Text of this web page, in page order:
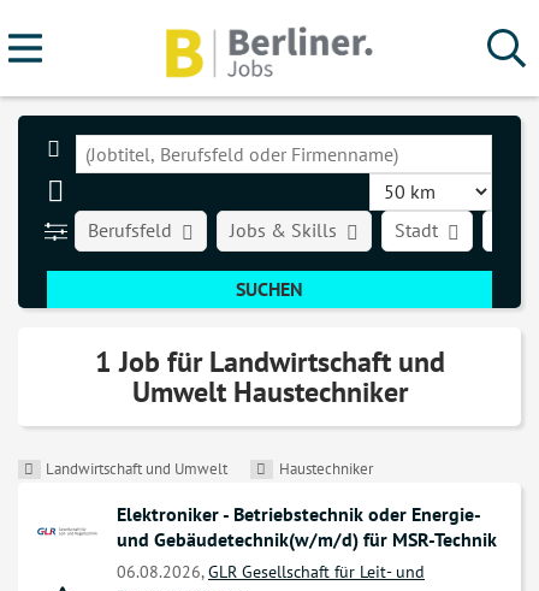
Stadt
Berufsfeld Jobs & Skills
1 Job für Landwirtschaft und
Umwelt Haustechniker
Landwirtschaft und Umwelt Haustechniker
Elektroniker - Betriebstechnik oder Energie-
und Gebäudetechnik(w/m/d) für MSR-Technik
06.08.2026,GLR Gesellschaft für Leit- und